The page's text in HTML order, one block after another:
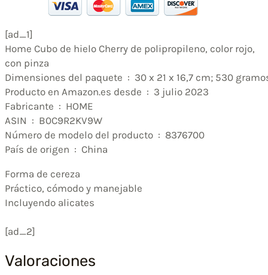
[ad_1]
Home Cubo de hielo Cherry de polipropileno, color rojo,
con pinza
Dimensiones del paquete ‏ : ‎ 30 x 21 x 16,7 cm; 530
Producto en Amazon.es desde ‏ : ‎ 3 julio 2023
Fabricante ‏ : ‎ HOME
ASIN ‏ : ‎ B0C9R2KV9W
Número de modelo del producto ‏ : ‎ 8376700
País de origen ‏ : ‎ China
Forma de cereza
Práctico, cómodo y manejable
Incluyendo alicates
[ad_2]
Valoraciones